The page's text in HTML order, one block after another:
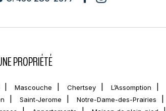
PROPRIÉTÉ
Mascouche Chertsey L’Assomption
Saint-Jerome Notre-Dame-des-Prairies